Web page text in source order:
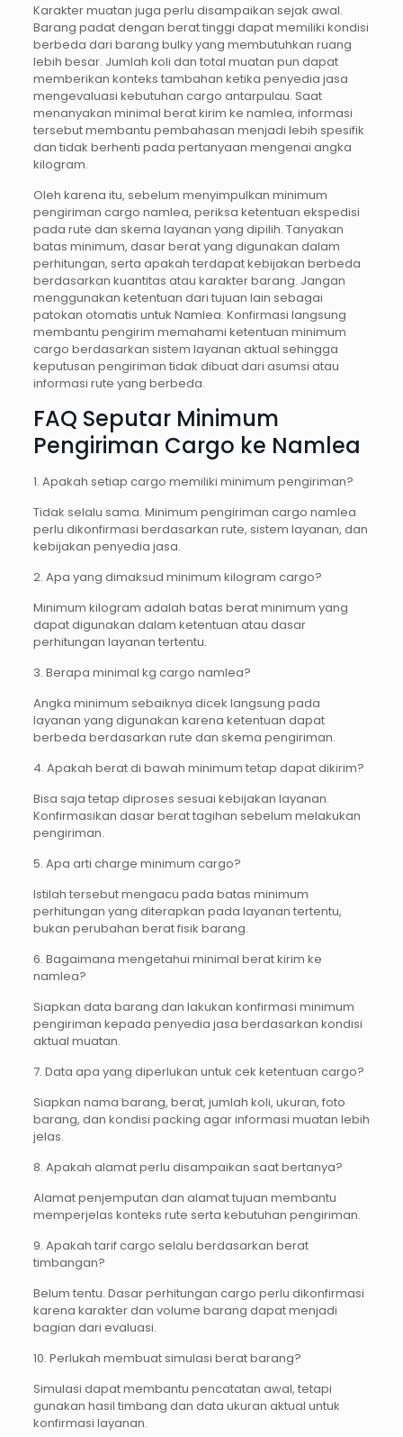
Karakter muatan juga perlu disampaikan sejak awal.
Barang padat dengan berat tinggi dapat memiliki kondisi
berbeda dari barang bulky yang membutuhkan ruang
lebih besar. Jumlah koli dan total muatan pun dapat
memberikan konteks tambahan ketika penyedia jasa
mengevaluasi kebutuhan cargo antarpulau. Saat
menanyakan minimal berat kirim ke namlea, informasi
tersebut membantu pembahasan menjadi lebih spesifik
dan tidak berhenti pada pertanyaan mengenai angka
kilogram.
Oleh karena itu, sebelum menyimpulkan minimum
pengiriman cargo namlea, periksa ketentuan ekspedisi
pada rute dan skema layanan yang dipilih. Tanyakan
batas minimum, dasar berat yang digunakan dalam
perhitungan, serta apakah terdapat kebijakan berbeda
berdasarkan kuantitas atau karakter barang. Jangan
menggunakan ketentuan dari tujuan lain sebagai
patokan otomatis untuk Namlea. Konfirmasi langsung
membantu pengirim memahami ketentuan minimum
cargo berdasarkan sistem layanan aktual sehingga
keputusan pengiriman tidak dibuat dari asumsi atau
informasi rute yang berbeda.
FAQ Seputar Minimum
Pengiriman Cargo ke Namlea
1. Apakah setiap cargo memiliki minimum pengiriman?
Tidak selalu sama. Minimum pengiriman cargo namlea
perlu dikonfirmasi berdasarkan rute, sistem layanan, dan
kebijakan penyedia jasa.
2. Apa yang dimaksud minimum kilogram cargo?
Minimum kilogram adalah batas berat minimum yang
dapat digunakan dalam ketentuan atau dasar
perhitungan layanan tertentu.
3. Berapa minimal kg cargo namlea?
Angka minimum sebaiknya dicek langsung pada
layanan yang digunakan karena ketentuan dapat
berbeda berdasarkan rute dan skema pengiriman.
4. Apakah berat di bawah minimum tetap dapat dikirim?
Bisa saja tetap diproses sesuai kebijakan layanan.
Konfirmasikan dasar berat tagihan sebelum melakukan
pengiriman.
5. Apa arti charge minimum cargo?
Istilah tersebut mengacu pada batas minimum
perhitungan yang diterapkan pada layanan tertentu,
bukan perubahan berat fisik barang.
6. Bagaimana mengetahui minimal berat kirim ke
namlea?
Siapkan data barang dan lakukan konfirmasi minimum
pengiriman kepada penyedia jasa berdasarkan kondisi
aktual muatan.
7. Data apa yang diperlukan untuk cek ketentuan cargo?
Siapkan nama barang, berat, jumlah koli, ukuran, foto
barang, dan kondisi packing agar informasi muatan lebih
jelas.
8. Apakah alamat perlu disampaikan saat bertanya?
Alamat penjemputan dan alamat tujuan membantu
memperjelas konteks rute serta kebutuhan pengiriman.
9. Apakah tarif cargo selalu berdasarkan berat
timbangan?
Belum tentu. Dasar perhitungan cargo perlu dikonfirmasi
karena karakter dan volume barang dapat menjadi
bagian dari evaluasi.
10. Perlukah membuat simulasi berat barang?
Simulasi dapat membantu pencatatan awal, tetapi
gunakan hasil timbang dan data ukuran aktual untuk
konfirmasi layanan.